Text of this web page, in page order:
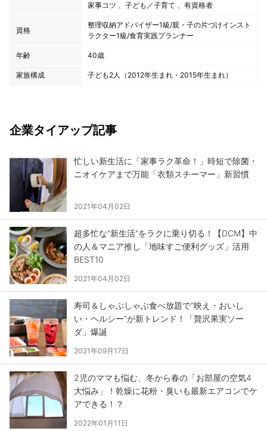
家事コツ
子ども／子育て 有資格者
資格
整理収納アドバイザー1級/親・子の片づけインスト
ラクター1級/食育実践プランナー
年齢 40歳
家族構成 子ども2人（2012年生まれ・2015年生まれ）
企業タイアップ記事
忙しい新生活に「家事ラク革命！」時短で除菌・
ニオイケアまで万能「衣類スチーマー」新習慣
2021年04月02日
超多忙な"新生活"をラクに乗り切る！【DCM】中
の人＆マニア推し「地味すご便利グッズ」活用
BEST10
2021年04月02日
寿司＆しゃぶしゃぶ食べ放題で“映え・おいし
い・ヘルシー”が新トレンド！「贅沢果実ソー
ダ」爆誕
2021年09月17日
2児のママも悩む、冬から春の「お部屋の空気4
大悩み」！乾燥に花粉・臭いも最新エアコンでケ
アできる！？
2022年01月11日